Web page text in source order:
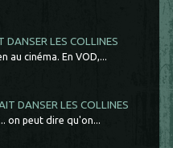
DANSER LES COLLINES
au cinéma. En VOD,...
DANSER LES COLLINES
on peut dire qu'on...